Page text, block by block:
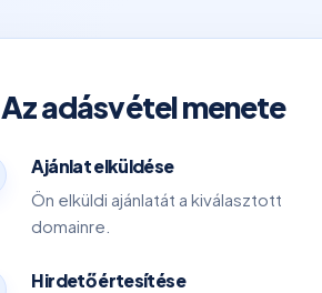
Az adásvétel menete
Ajánlat elküldése
Ön elküldi ajánlatát a kiválasztott
domainre.
Hirdető értesítése